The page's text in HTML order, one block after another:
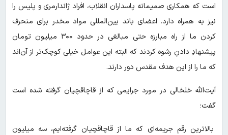
است که همکاری صمیمانه پاسداران انقلاب، افراد ژاندارمری و پلیس را
نیز به همراه دارد. اعضای باند بین‌المللی مواد مخدر برای منحرف
کردن ما از راه مبارزه حتی مبالغی در حدود ۳۰۰ میلیون تومان
پیشنهادِ دادنِ رشوه کردند که البته این عوامل خیلی کوچک‌تر از آن‌اند
که ما را از این هدف مقدس دور دارند.
آیت‌الله خلخالی در مورد جرایمی که از قاچاقچیان گرفته شده است
گفت؛
بالاترین رقم جریمه‌ای که ما از قاچاقچیان گرفته‌ایم، سه میلیون